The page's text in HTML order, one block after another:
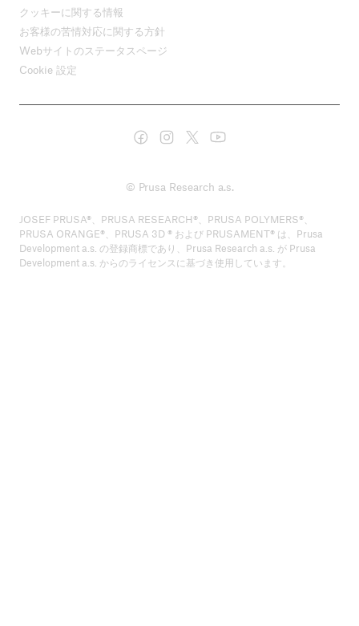
クッキーに関する情報
お客様の苦情対応に関する方針
Webサイトのステータスページ
Cookie 設定
© Prusa Research a.s.
JOSEF PRUSA®、PRUSA RESEARCH®、PRUSA POLYMERS®、
PRUSA ORANGE®、PRUSA 3D ® および PRUSAMENT® は、Prusa
Development a.s. の登録商標であり、Prusa Research a.s. が Prusa
Development a.s. からのライセンスに基づき使用しています。